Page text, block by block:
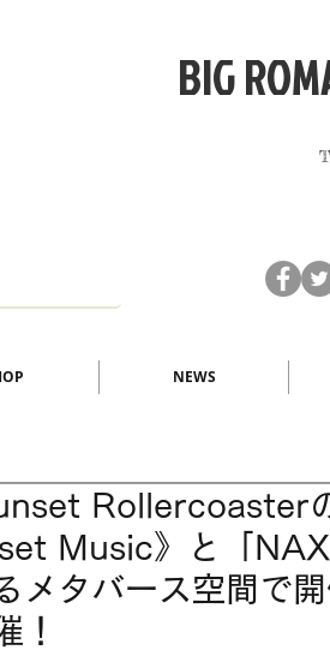
​BIG
NEWS
Rollercoaster
Music》と「
メタバース空間で
！